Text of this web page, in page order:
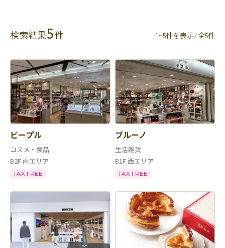
検索結果5件 1~5件を表示/全5件
ビープル
コスメ・食品
B2F 南エリア
TAX FREE
ブルーノ
生活雑貨
B1F 西エリア
TAX FREE